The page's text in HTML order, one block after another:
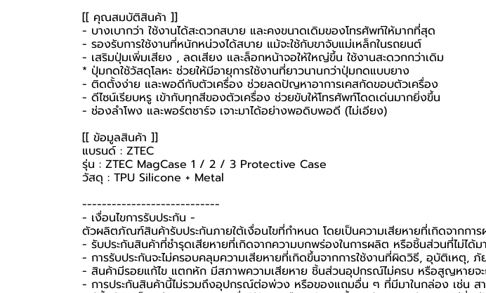
[[ คุณสมบัติสินค้า ]]
- บางเบากว่า ใช้งานได้สะดวกสบาย และคงขนาดเดิมของโทรศัพท์ให้มากที่สุด
- รองรับการใช้งานที่หนักหน่วงได้สบาย แม้จะใช้กับขาจับแม่เหล็กในรถยนต์
- เสริมปุ่มเพิ่มเสียง , ลดเสียง และล็อกหน้าจอให้ใหญ่ขึ้น ใช้งานสะดวกกว่าเดิม
* ปุ่มกดใช้วัสดุโลหะ ช่วยให้มีอายุการใช้งานที่ยาวนานกว่าปุ่มกดแบบยาง
- ติดตั้งง่าย และพอดีกับตัวเครื่อง ช่วยลดปัญหาอาการเคสกัดขอบตัวเครื่อง
- ดีไซน์เรียบหรู เข้ากับทุกสีของตัวเครื่อง ช่วยขับให้โทรศัพท์โดดเด่นมากยิ่งขึ้น
- ช่องลำโพง และพอร์ตชาร์จ เจาะมาได้อย่างพอดิบพอดี (ไม่เอียง)
[[ ข้อมูลสินค้า ]]
แบรนด์ : ZTEC
รุ่น : ZTEC MagCase 1 / 2 / 3 Protective Case
วัสดุ : TPU Silicone + Metal
----------------------------
-️ เงื่อนไขการรับประกัน -️
ตัวผลิตภัณฑ์สินค้ารับประกันภายใต้เงื่อนไขที่กำหนด โดยเป็นความเสียหายที่เกิดจากกา
- รับประกันสินค้าที่ชำรุดเสียหายที่เกิดจากความบกพร่องในการผลิต หรือชิ้นส่วนที่ไม่ได้ม
- การรับประกันจะไม่ครอบคลุมความเสียหายที่เกิดขึ้นจากการใช้งานที่ผิดวิธี, อุบัติเหตุ,
- สินค้ามีรอยแก้ไข แตกหัก มีสภาพความเสียหาย ชิ้นส่วนอุปกรณ์ไม่ครบ หรือสูญหายจ
- การประกันสินค้านี้ไม่รวมถึงอุปกรณ์ต่อพ่วง หรือของแถมอื่น ๆ ที่มีมาในกล่อง เช่น ส